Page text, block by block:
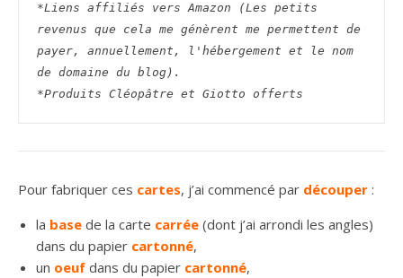
*Liens affiliés vers Amazon (Les petits
revenus que cela me génèrent me permettent de
payer, annuellement, l'hébergement et le nom
de domaine du blog).
*Produits Cléopâtre et Giotto offerts
Pour fabriquer ces cartes, j’ai commencé par découper :
la base de la carte carrée (dont j’ai arrondi les angles)
dans du papier cartonné,
un oeuf dans du papier cartonné,